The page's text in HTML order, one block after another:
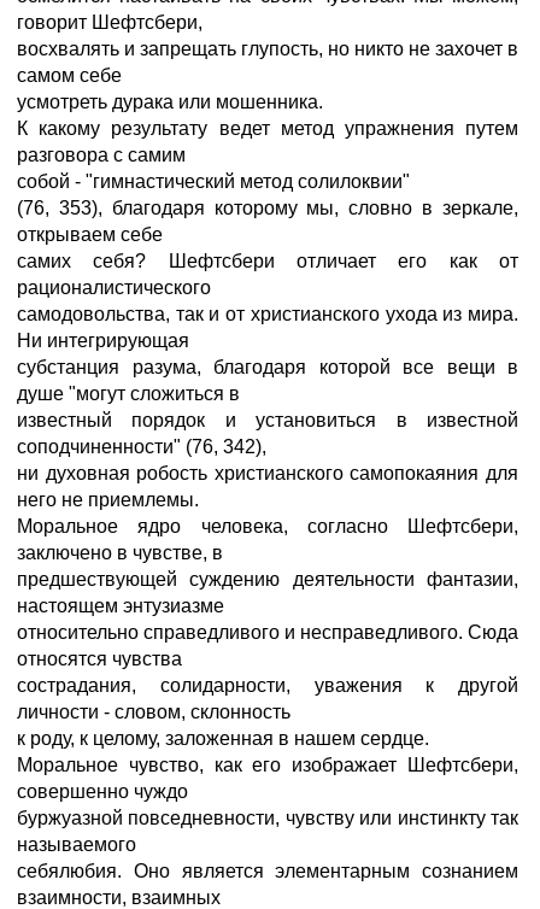
говорит Шефтсбери,
восхвалять и запрещать глупость, но никто не захочет в
самом себе
усмотреть дурака или мошенника.
К какому результату ведет метод упражнения путем
разговора с самим
собой - "гимнастический метод солилоквии"
(76, 353), благодаря которому мы, словно в зеркале,
открываем себе
самих себя? Шефтсбери отличает его как от
рационалистического
самодовольства, так и от христианского ухода из мира.
Ни интегрирующая
субстанция разума, благодаря которой все вещи в
душе "могут сложиться в
известный порядок и установиться в известной
соподчиненности" (76, 342),
ни духовная робость христианского самопокаяния для
него не приемлемы.
Моральное ядро человека, согласно Шефтсбери,
заключено в чувстве, в
предшествующей суждению деятельности фантазии,
настоящем энтузиазме
относительно справедливого и несправедливого. Сюда
относятся чувства
сострадания, солидарности, уважения к другой
личности - словом, склонность
к роду, к целому, заложенная в нашем сердце.
Моральное чувство, как его изображает Шефтсбери,
совершенно чуждо
буржуазной повседневности, чувству или инстинкту так
называемого
себялюбия. Оно является элементарным сознанием
взаимности, взаимных